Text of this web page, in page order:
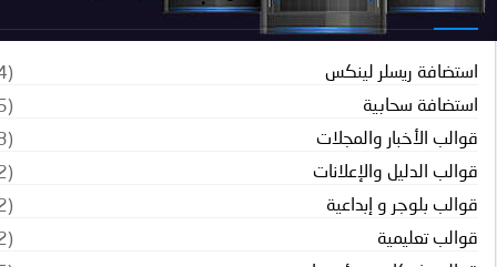
استضافة ريسلر لينكس
(4)
استضافة سحابية
(5)
قوالب الأخبار والمجلات
(3)
قوالب الدليل والإعلانات
(2)
قوالب بلوجر و إبداعية
(2)
قوالب تعليمية
(2)